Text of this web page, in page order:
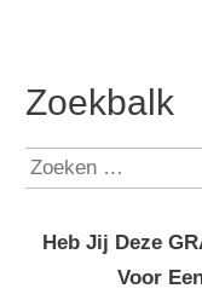
Zoekbalk
Zoeken
Heb Jij Deze
Voor